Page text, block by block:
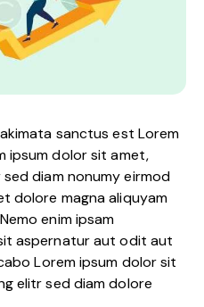
sanctus est Lorem
ipsum dolor sit amet,
diam nonumy eirmod
dolore magna aliquyam
enim ipsam
aspernatur aut odit aut
Lorem ipsum dolor sit
elitr sed diam dolore